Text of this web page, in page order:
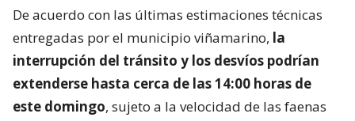
De acuerdo con las últimas estimaciones técnicas
entregadas por el municipio viñamarino, la
interrupción del tránsito y los desvíos podrían
extenderse hasta cerca de las 14:00 horas de
este domingo, sujeto a la velocidad de las faenas